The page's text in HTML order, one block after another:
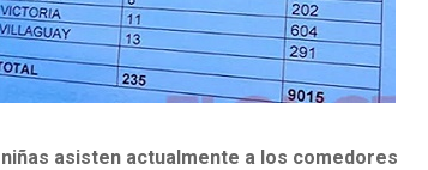
asisten actualmente a los comedores